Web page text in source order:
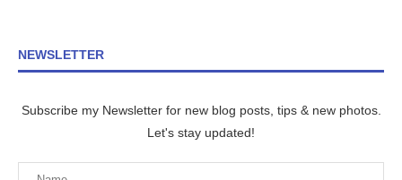
NEWSLETTER
Subscribe my Newsletter for new blog posts, tips & new photos.
Let's stay updated!